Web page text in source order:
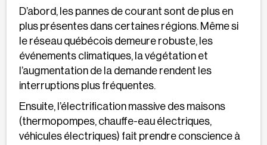
D’abord, les pannes de courant sont de plus en
plus présentes dans certaines régions. Même si
le réseau québécois demeure robuste, les
événements climatiques, la végétation et
l’augmentation de la demande rendent les
interruptions plus fréquentes.
Ensuite, l’électrification massive des maisons
(thermopompes, chauffe-eau électriques,
véhicules électriques) fait prendre conscience à